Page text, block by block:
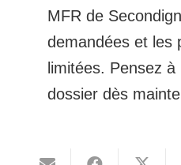
MFR de
demandées et les
limitées. Pensez
dossier dès